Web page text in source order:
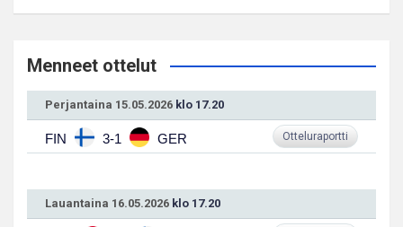
Menneet ottelut
Perjantaina 15.05.2026 klo 17.20
FIN 3-1 GER Otteluraportti
Lauantaina 16.05.2026 klo 17.20